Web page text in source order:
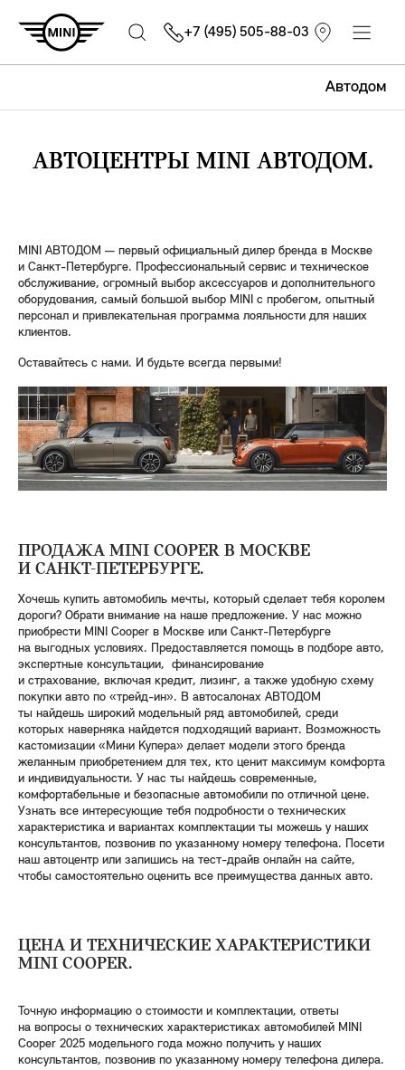
Автодом
+7 (495) 505-88-03
АВТОЦЕНТРЫ MINI АВТОДОМ.
MINI АВТОДОМ — первый официальный дилер бренда в Москве
и Санкт-Петербурге. Профессиональный сервис и техническое
обслуживание, огромный выбор аксессуаров и дополнительного
оборудования, самый большой выбор MINI с пробегом, опытный
персонал и привлекательная программа лояльности для наших
клиентов.
Оставайтесь с нами. И будьте всегда первыми!
ПРОДАЖА MINI COOPER В МОСКВЕ
И САНКТ-ПЕТЕРБУРГЕ.
Хочешь купить автомобиль мечты, который сделает тебя королем
дороги? Обрати внимание на наше предложение. У нас можно
приобрести MINI Cooper в Москве или Санкт-Петербурге
на выгодных условиях. Предоставляется помощь в подборе авто,
экспертные консультации, финансирование
и страхование, включая кредит, лизинг, а также удобную схему
покупки авто по «трейд-ин». В автосалонах АВТОДОМ
ты найдешь широкий модельный ряд автомобилей, среди
которых наверняка найдется подходящий вариант. Возможность
кастомизации «Мини Купера» делает модели этого бренда
желанным приобретением для тех, кто ценит максимум комфорта
и индивидуальности. У нас ты найдешь современные,
комфортабельные и безопасные автомобили по отличной цене.
Узнать все интересующие тебя подробности о технических
характеристика и вариантах комплектации ты можешь у наших
консультантов, позвонив по указанному номеру телефона. Посети
наш автоцентр или запишись на тест-драйв онлайн на сайте,
чтобы самостоятельно оценить все преимущества данных авто.
ЦЕНА И ТЕХНИЧЕСКИЕ ХАРАКТЕРИСТИКИ
MINI COOPER.
Точную информацию о стоимости и комплектации, ответы
на вопросы о технических характеристиках автомобилей MINI
Cooper 2025 модельного года можно получить у наших
консультантов, позвонив по указанному номеру телефона дилера.